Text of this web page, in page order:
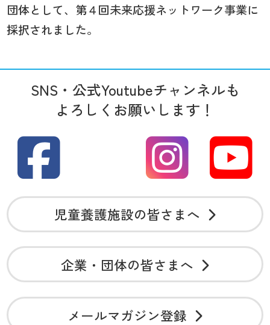
団体として、第４回未来応援ネットワーク事業に
採択されました。
SNS・公式Youtubeチャンネルも
よろしくお願いします！
児童養護施設の皆さまへ
企業・団体の皆さまへ
メールマガジン登録